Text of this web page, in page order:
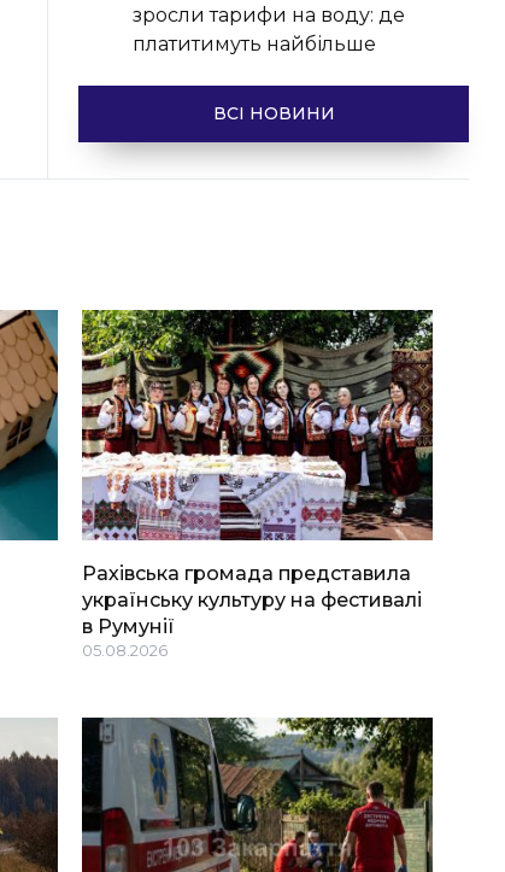
зросли тарифи на воду: де
платитимуть найбільше
ВСІ НОВИНИ
Рахівська громада представила
українську культуру на фестивалі
в Румунії
05.08.2026